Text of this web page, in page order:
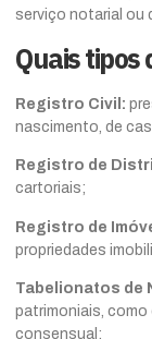
serviço notarial ou
Quais tipos
Registro Civil:
nascimento, de
Registro de
cartoriais;
Registro de
propriedades
Tabelionatos de
patrimoniais, como
consensual;